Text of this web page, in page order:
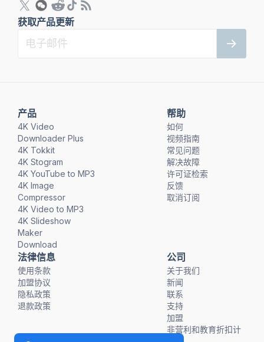
产品
4K Video
Downloader Plus
4K Tokkit
4K Stogram
4K YouTube to MP3
4K Image
Compressor
4K Video to MP3
4K Slideshow
Maker
Download
帮助
如何
视频指南
常见问题
解决故障
许可证检索
反馈
取消订阅
法律信息
使用条款
加盟协议
隐私政策
退款政策
公司
关于我们
新闻
联系
支持
加盟
非营利和教育折扣计
获取产品更新